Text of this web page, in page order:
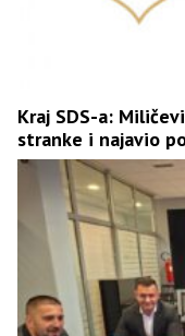
Kraj SDS-a:
stranke i najavio